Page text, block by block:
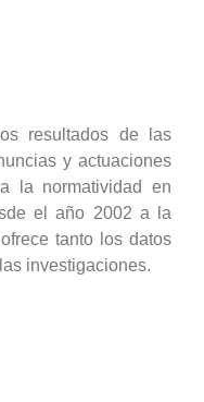
resultados de las
y actuaciones
la normatividad en
el año 2002 a la
tanto los datos
investigaciones.